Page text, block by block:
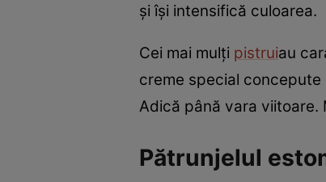
şi îşi intensifică culoarea.
Cei mai mulţi pistruiau
creme special
Adică până vara viitoare.
Pătrunjelul